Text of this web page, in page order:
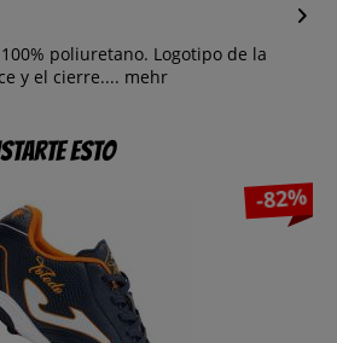
poliuretano. Logotipo de la
y el cierre.... mehr
esto
-82%